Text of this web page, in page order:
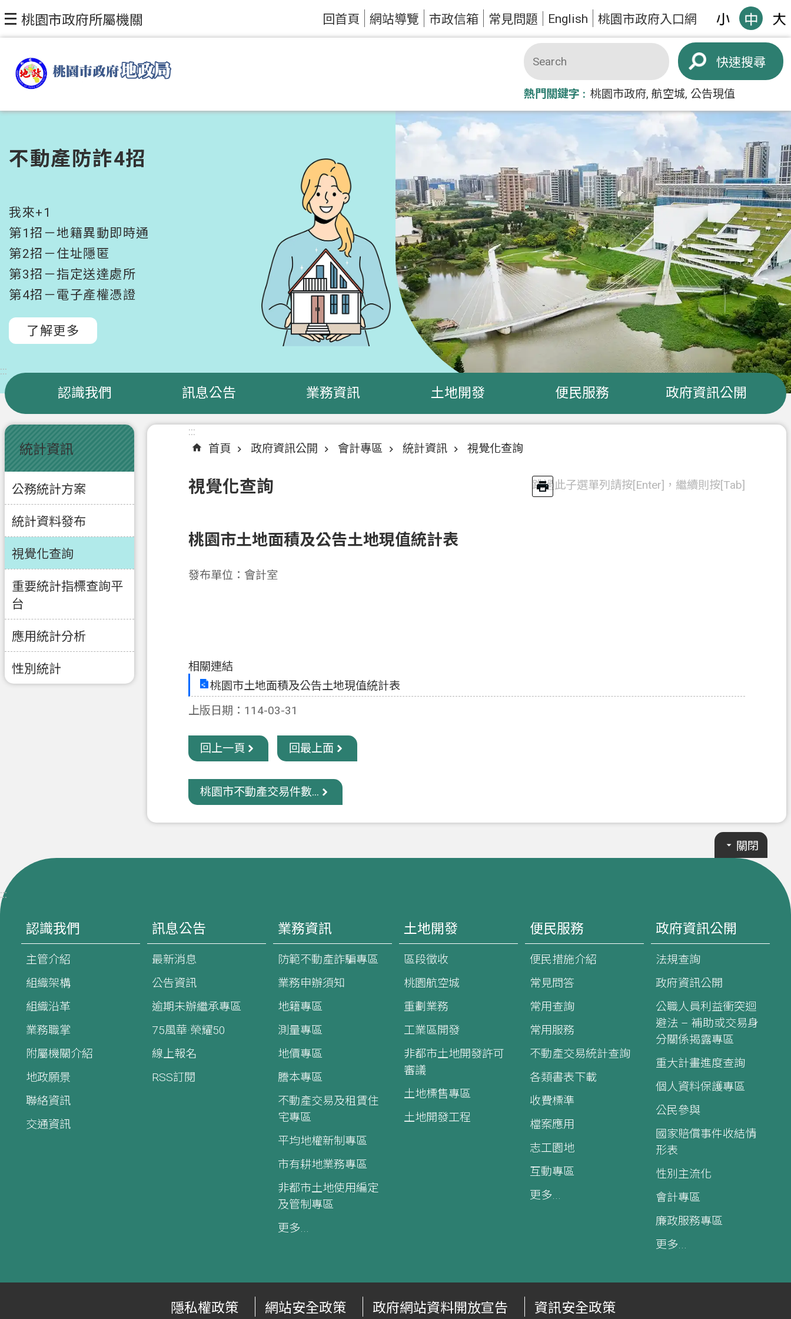
跳到主要內容區塊
桃園市政府所屬機關 回首頁 網站導覽 市政信箱 常見問題 English 桃園市政府入口網
搜尋
熱門關鍵字 桃園市政府 航空城 公告現值
不動產防詐4招
我來+1
第1招－地籍異動即時通
第2招－住址隱匿
第3招－指定送達處所
第4招－電子產權憑證
了解更多
:::
認識我們 訊息公告 業務資訊 土地開發 便民服務 政府資訊公開
:::
統計資訊
公務統計方案
統計資料發布
視覺化查詢
重要統計指標查詢平
台
應用統計分析
性別統計
:::
首頁
政府資訊公開 會計專區 統計資訊 視覺化查詢
視覺化查詢 跳過此子選單列請按[Enter]，繼續則按[Tab]
桃園市土地面積及公告土地現值統計表
發布單位：會計室
相關連結
桃園市土地面積及公告土地現值統計表
上版日期：114-03-31
回上一頁 回最上面
桃園市不動產交易件數...
關閉
:::
認識我們
主管介紹
組織架構
組織沿革
業務職掌
附屬機關介紹
地政願景
聯絡資訊
交通資訊
訊息公告
最新消息
公告資訊
逾期未辦繼承專區
75風華·榮耀50
線上報名
RSS訂閱
業務資訊
防範不動產詐騙專區
業務申辦須知
地籍專區
測量專區
地價專區
謄本專區
不動產交易及租賃住
宅專區
平均地權新制專區
市有耕地業務專區
非都市土地使用編定
及管制專區
更多...
土地開發
區段徵收
桃園航空城
重劃業務
工業區開發
非都市土地開發許可
審議
土地標售專區
土地開發工程
便民服務
便民措施介紹
常見問答
常用查詢
常用服務
不動產交易統計查詢
各類書表下載
收費標準
檔案應用
志工園地
互動專區
更多...
政府資訊公開
法規查詢
政府資訊公開
公職人員利益衝突迴
避法 – 補助或交易身
分關係揭露專區
重大計畫進度查詢
個人資料保護專區
公民參與
國家賠償事件收結情
形表
性別主流化
會計專區
廉政服務專區
更多...
隱私權政策 網站安全政策 政府網站資料開放宣告 資訊安全政策